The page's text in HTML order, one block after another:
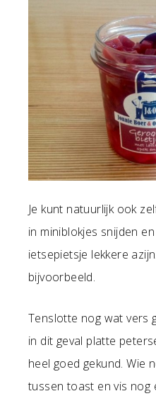
Je kunt natuurlijk ook
in miniblokjes snijden
ietsepietsje lekkere
bijvoorbeeld.
Tenslotte nog wat vers
in dit geval platte
heel goed gekund. Wie
tussen toast en vis